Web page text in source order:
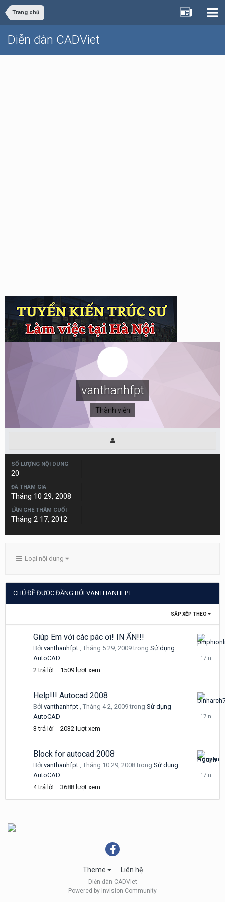
Trang chủ
Diễn đàn CADViet
vanthanhfpt
Thành viên
SỐ LƯỢNG NỘI DUNG
20
ĐÃ THAM GIA
Tháng 10 29, 2008
LẦN GHÉ THĂM CUỐI
Tháng 2 17, 2012
Loại nội dung
CHỦ ĐỀ ĐƯỢC ĐĂNG BỞI VANTHANHFPT
SẮP XẾP THEO
Giúp Em với các pác ơi! IN ẤN!!!
Bởi vanthanhfpt , Tháng 5 29, 2009trong Sử dụng
AutoCAD
2 trả lời 1509 lượt xem
Tháng
Help!!! Autocad 2008
Bởi vanthanhfpt , Tháng 4 2, 2009trong Sử dụng
AutoCAD
3 trả lời 2032 lượt xem
Tháng
Block for autocad 2008
Bởi vanthanhfpt , Tháng 10 29, 2008trong Sử dụng
AutoCAD
4 trả lời 3688 lượt xem
Tháng
10
Theme Liên hệ
Diễn đàn CADViet
Powered by Invision Community